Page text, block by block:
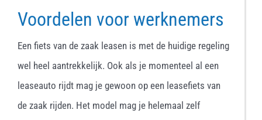
Voordelen voor werknemers
Een fiets van de zaak leasen is met de huidige regeling
wel heel aantrekkelijk. Ook als je momenteel al een
leaseauto rijdt mag je gewoon op een leasefiets van
de zaak rijden. Het model mag je helemaal zelf